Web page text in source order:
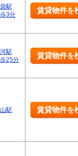
駅
3分
賃貸物件を
駅
25分
賃貸物件を
駅 賃貸物件を